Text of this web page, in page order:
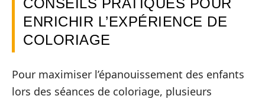
CONSEILS PRATIQUES POUR
ENRICHIR L’EXPÉRIENCE DE
COLORIAGE
Pour maximiser l’épanouissement des enfants
lors des séances de coloriage, plusieurs